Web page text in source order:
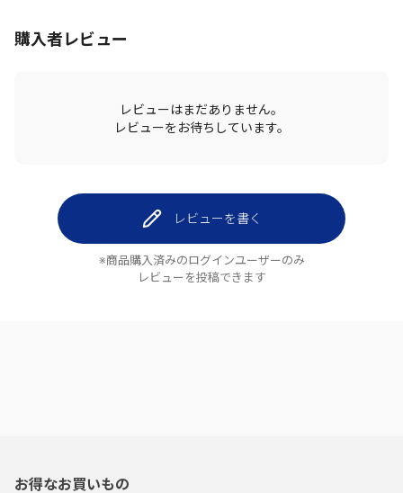
購入者レビュー
レビューはまだありません。
レビューをお待ちしています。
レビューを書く
※商品購入済みのログインユーザーのみ
レビューを投稿できます
お得なお買いもの